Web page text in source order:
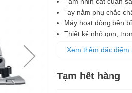
Tầm nhìn cắt quan
Tay nắm phụ chắc
Máy hoạt động bền
Thiết kế nhỏ gọn,
Xem thêm đặc điểm
Tạm hết hàng